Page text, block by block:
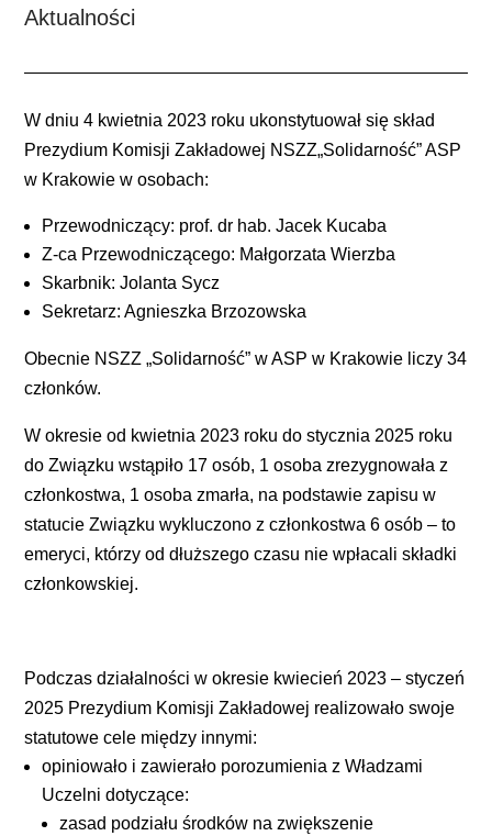
Aktualności
W dniu 4 kwietnia 2023 roku ukonstytuował się skład
Prezydium Komisji Zakładowej NSZZ„Solidarność” ASP
w Krakowie w osobach:
Przewodniczący: prof. dr hab. Jacek Kucaba
Z-ca Przewodniczącego: Małgorzata Wierzba
Skarbnik: Jolanta Sycz
Sekretarz: Agnieszka Brzozowska
Obecnie NSZZ „Solidarność” w ASP w Krakowie liczy 34
członków.
W okresie od kwietnia 2023 roku do stycznia 2025 roku
do Związku wstąpiło 17 osób, 1 osoba zrezygnowała z
członkostwa, 1 osoba zmarła, na podstawie zapisu w
statucie Związku wykluczono z członkostwa 6 osób – to
emeryci, którzy od dłuższego czasu nie wpłacali składki
członkowskiej.
Podczas działalności w okresie kwiecień 2023 – styczeń
2025 Prezydium Komisji Zakładowej realizowało swoje
statutowe cele między innymi:
opiniowało i zawierało porozumienia z Władzami
Uczelni dotyczące:
zasad podziału środków na zwiększenie